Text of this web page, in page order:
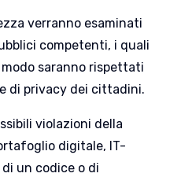
verranno esaminati
competenti, i quali
saranno rispettati
di privacy dei cittadini.
violazioni della
digitale, IT-
un codice o di